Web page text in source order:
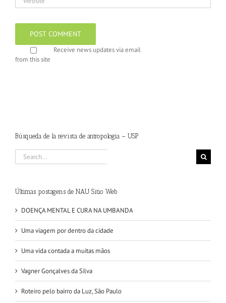
Receive news updates via email
from this site
Búsqueda de la revista de antropologia – USP
Search
for:
Últimas postagens de NAU Sitio Web
DOENÇA MENTAL E CURA NA UMBANDA
Uma viagem por dentro da cidade
Uma vida contada a muitas mãos
Vagner Gonçalves da Silva
Roteiro pelo bairro da Luz, São Paulo